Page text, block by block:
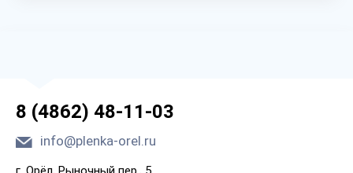
8 (4862) 48-11-03
info@plenka-orel.ru